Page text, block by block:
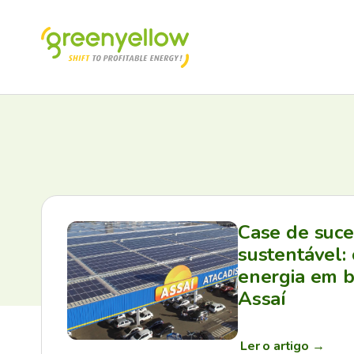
Case de
sustentável:
energia em
Assaí
Ler o artigo →